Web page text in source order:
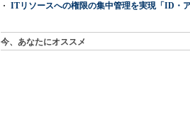
ITリソースへの権限の集中管理を実現「ID・
今、あなたにオススメ